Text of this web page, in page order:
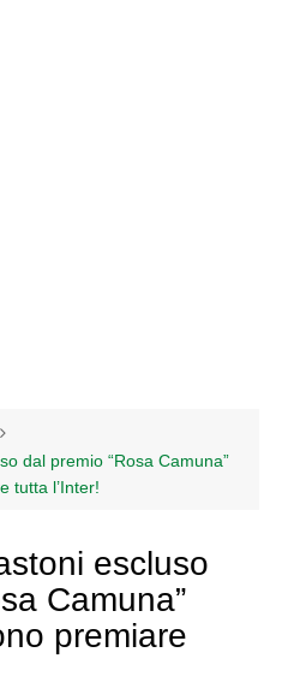
dal premio “Rosa Camuna”
tutta l’Inter!
escluso
Camuna”
premiare